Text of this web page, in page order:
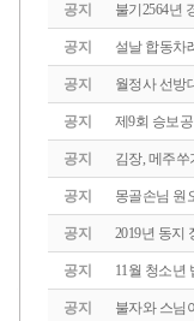
공지 불기2564년
공지 설날 합동차
공지 월정사 선방
공지 제9회 승보
공지 김장, 메주
공지 몽골손님 원
공지 2019년 동지
공지 11월 청소년
공지 불자와 스님